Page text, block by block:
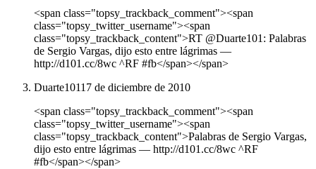
<span class="topsy_trackback_comment"><span
class="topsy_twitter_username"><span
class="topsy_trackback_content">RT @Duarte101: Palabras
de Sergio Vargas, dijo esto entre lágrimas —
http://d101.cc/8wc ^RF #fb</span></span>
Duarte10117 de diciembre de 2010
<span class="topsy_trackback_comment"><span
class="topsy_twitter_username"><span
class="topsy_trackback_content">Palabras de Sergio Vargas,
dijo esto entre lágrimas — http://d101.cc/8wc ^RF
#fb</span></span>